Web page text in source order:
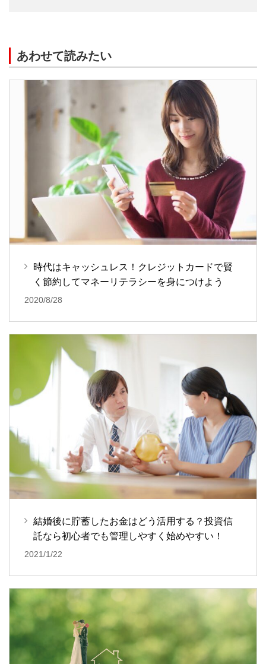
あわせて読みたい
時代はキャッシュレス！クレジットカードで賢
く節約してマネーリテラシーを身につけよう
2020/8/28
結婚後に貯蓄したお金はどう活用する？投資信
託なら初心者でも管理しやすく始めやすい！
2021/1/22